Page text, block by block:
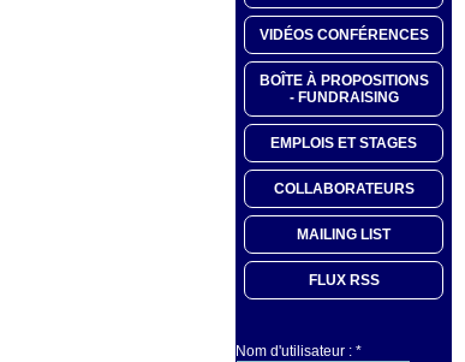
VIDÉOS CONFÉRENCES
BOÎTE À PROPOSITIONS
- FUNDRAISING
EMPLOIS ET STAGES
COLLABORATEURS
MAILING LIST
FLUX RSS
Nom d'utilisateur : *